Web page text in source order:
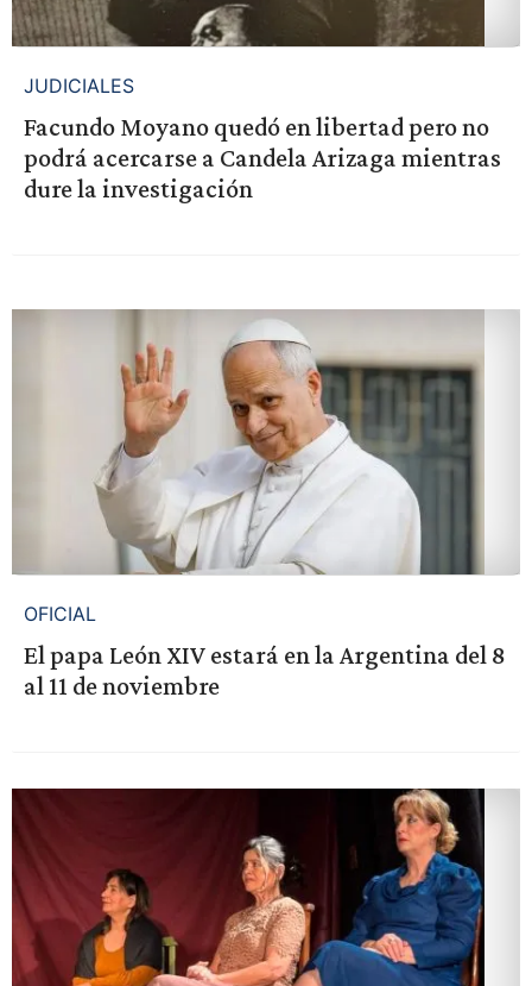
JUDICIALES
Facundo Moyano quedó en libertad pero no
podrá acercarse a Candela Arizaga mientras
dure la investigación
OFICIAL
El papa León XIV estará en la Argentina del 8
al 11 de noviembre